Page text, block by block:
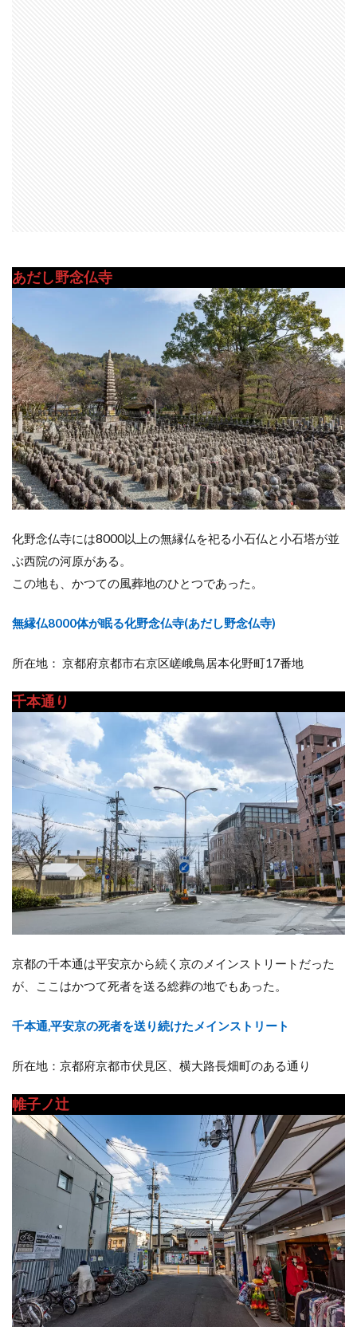
あだし野念仏寺
化野念仏寺には8000以上の無縁仏を祀る小石仏と小石塔が並
ぶ西院の河原がある。
この地も、かつての風葬地のひとつであった。
無縁仏8000体が眠る化野念仏寺(あだし野念仏寺)
所在地： 京都府京都市右京区嵯峨鳥居本化野町17番地
千本通り
京都の千本通は平安京から続く京のメインストリートだった
が、ここはかつて死者を送る総葬の地でもあった。
千本通,平安京の死者を送り続けたメインストリート
所在地：京都府京都市伏見区、横大路長畑町のある通り
帷子ノ辻